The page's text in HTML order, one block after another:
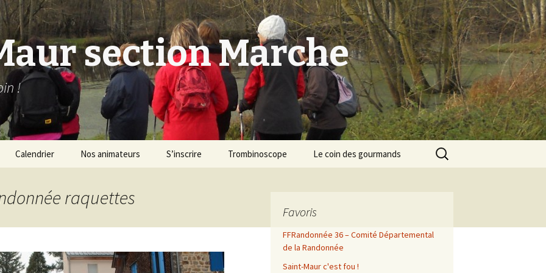
section Marche
!
Calendrier Nos animateurs S’inscrire Trombinoscope Le coin des gourmands
Rechercher :
raquettes
Favoris
FFRandonnée 36 – Comité Départemental
de la Randonnée
Saint-Maur c'est fou !